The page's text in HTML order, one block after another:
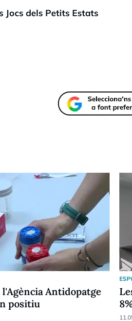
Jocs dels Petits Estats
Antidopatge
positiu